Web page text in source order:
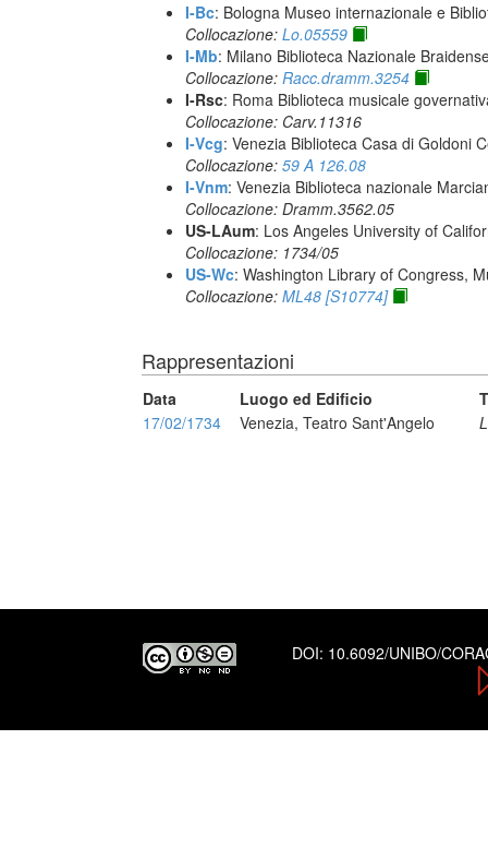
I-Bc: Bologna Museo internazionale e
Collocazione: Lo.05559
I-Mb: Milano Biblioteca Nazionale
Collocazione: Racc.dramm.3254
I-Rsc: Roma Biblioteca musicale
Collocazione: Carv.11316
I-Vcg: Venezia Biblioteca Casa di Goldoni
Collocazione: 59 A 126.08
I-Vnm: Venezia Biblioteca nazionale
Collocazione: Dramm.3562.05
US-LAum: Los Angeles University of
Collocazione: 1734/05
US-Wc: Washington Library of Congress,
Collocazione: ML48 [S10774]
Rappresentazioni
Data Luogo ed Edificio
17/02/1734
Venezia, Teatro Sant'Angelo
DOI: 10.6092/UNIBO/